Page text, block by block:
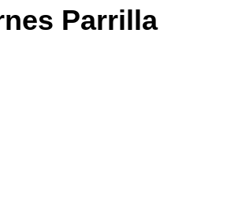
Parrilla